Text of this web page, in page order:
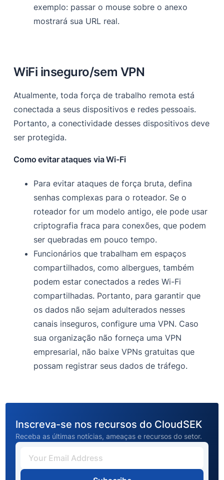
exemplo: passar o mouse sobre o anexo
mostrará sua URL real.
WiFi inseguro/sem VPN
Atualmente, toda força de trabalho remota está
conectada a seus dispositivos e redes pessoais.
Portanto, a conectividade desses dispositivos deve
ser protegida.
Como evitar ataques via Wi-Fi
Para evitar ataques de força bruta, defina
senhas complexas para o roteador. Se o
roteador for um modelo antigo, ele pode usar
criptografia fraca para conexões, que podem
ser quebradas em pouco tempo.
Funcionários que trabalham em espaços
compartilhados, como albergues, também
podem estar conectados a redes Wi-Fi
compartilhadas. Portanto, para garantir que
os dados não sejam adulterados nesses
canais inseguros, configure uma VPN. Caso
sua organização não forneça uma VPN
empresarial, não baixe VPNs gratuitas que
possam registrar seus dados de tráfego.
Inscreva-se nos recursos do CloudSEK
Receba as últimas notícias, ameaças e recursos do setor.